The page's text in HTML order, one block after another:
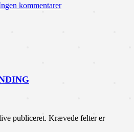
kommentarer
publiceret. Krævede felter er